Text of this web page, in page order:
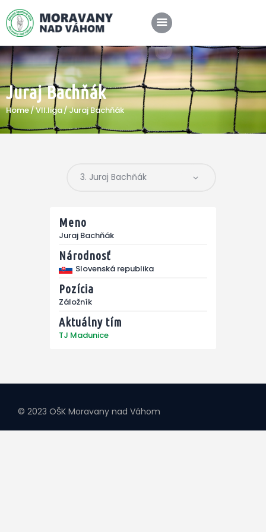
Juraj Bachňák
Home VII.liga Juraj Bachňák
SPRÁVY
KLUB
Meno
Juraj Bachňák
Národnosť
Slovenská republika
Pozícia
Záložník
Aktuálny tím
TJ Madunice
© 2023 OŠK Moravany nad Váhom